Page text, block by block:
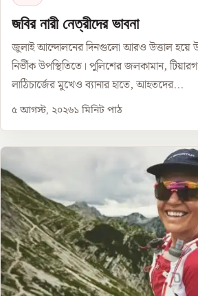
জবির নারী নেত্রীদের ভাবনা
জুলাই আন্দোলনের দিনগুলো আরও উত্তাল হয়ে
নির্ভীক উপস্থিতিতে। পুলিশের জলকামান,
লাঠিচার্জের মুখেও ব্যানার হাতে, আহতদের...
৫ আগস্ট, ২০২৬১ মিনিট পাঠ